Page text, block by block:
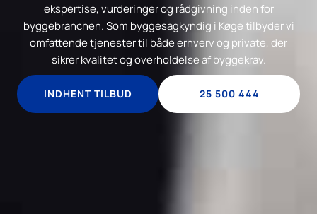
ekspertise, vurderinger og rådgivning inden for
byggebranchen. Som byggesagkyndig i Køge tilbyder vi
omfattende tjenester til både erhverv og private, der
sikrer kvalitet og overholdelse af byggekrav.
INDHENT TILBUD 25 500 444